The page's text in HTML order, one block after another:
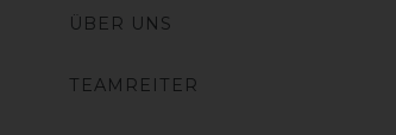
ÜBER UNS
TEAMREITER